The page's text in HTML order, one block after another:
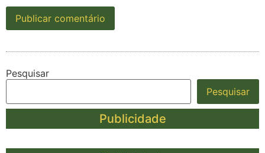
Pesquisar
Pesquisar
Publicidade